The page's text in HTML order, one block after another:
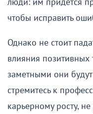
чтобы исправить
Однако не стоит
влияния
заметными они
стремитесь к
карьерному росту,